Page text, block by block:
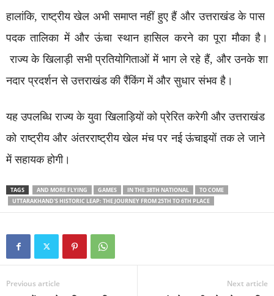
हालांकि, राष्ट्रीय खेल अभी समाप्त नहीं हुए हैं और उत्तराखंड के पास
पदक तालिका में और ऊंचा स्थान हासिल करने का पूरा मौका है।
राज्य के खिलाड़ी सभी प्रतियोगिताओं में भाग ले रहे हैं, और उनके शा
नदार प्रदर्शन से उत्तराखंड की रैंकिंग में और सुधार संभव है।
यह उपलब्धि राज्य के युवा खिलाड़ियों को प्रेरित करेगी और उत्तराखंड
को राष्ट्रीय और अंतरराष्ट्रीय खेल मंच पर नई ऊंचाइयों तक ले जाने
में सहायक होगी।
TAGS AND MORE FLYING GAMES IN THE 38TH NATIONAL
TO COME
UTTARAKHAND'S HISTORIC LEAP: THE JOURNEY FROM 25TH TO 6TH PLACE
Previous article Next article